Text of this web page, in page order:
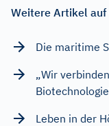
Weitere Artikel
Die maritime
„Wir
Leben in der